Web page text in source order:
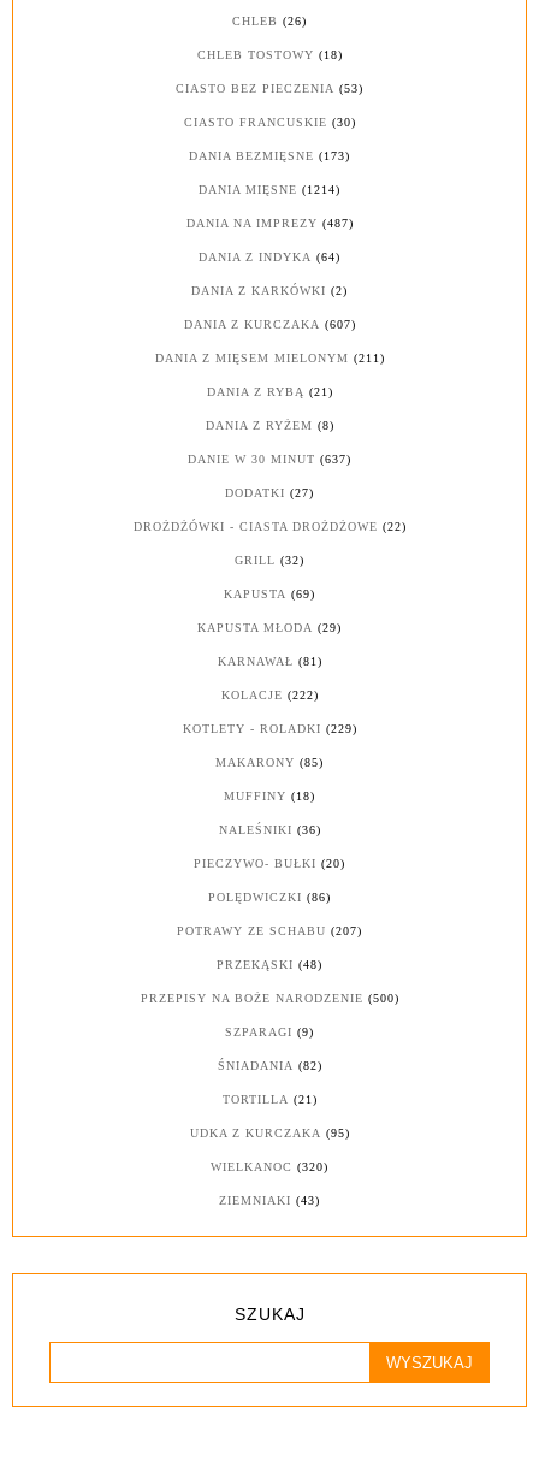
CHLEB (26)
CHLEB TOSTOWY (18)
CIASTO BEZ PIECZENIA (53)
CIASTO FRANCUSKIE (30)
DANIA BEZMIĘSNE (173)
DANIA MIĘSNE (1214)
DANIA NA IMPREZY (487)
DANIA Z INDYKA (64)
DANIA Z KARKÓWKI (2)
DANIA Z KURCZAKA (607)
DANIA Z MIĘSEM MIELONYM (211)
DANIA Z RYBĄ (21)
DANIA Z RYŻEM (8)
DANIE W 30 MINUT (637)
DODATKI (27)
DROŻDŻÓWKI - CIASTA DROŻDŻOWE (22)
GRILL (32)
KAPUSTA (69)
KAPUSTA MŁODA (29)
KARNAWAŁ (81)
KOLACJE (222)
KOTLETY - ROLADKI (229)
MAKARONY (85)
MUFFINY (18)
NALEŚNIKI (36)
PIECZYWO- BUŁKI (20)
POLĘDWICZKI (86)
POTRAWY ZE SCHABU (207)
PRZEKĄSKI (48)
PRZEPISY NA BOŻE NARODZENIE (500)
SZPARAGI (9)
ŚNIADANIA (82)
TORTILLA (21)
UDKA Z KURCZAKA (95)
WIELKANOC (320)
ZIEMNIAKI (43)
SZUKAJ